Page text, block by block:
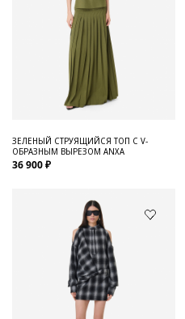
ЗЕЛЕНЫЙ СТРУЯЩИЙСЯ ТОП С V-
ОБРАЗНЫМ ВЫРЕЗОМ ANXA
36 900 ₽